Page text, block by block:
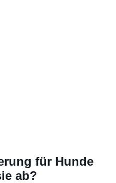
für Hunde
ab?